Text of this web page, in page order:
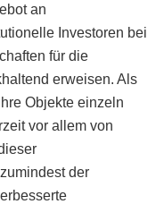
an
Investoren bei
für die
erweisen. Als
Objekte einzeln
vor allem von
der